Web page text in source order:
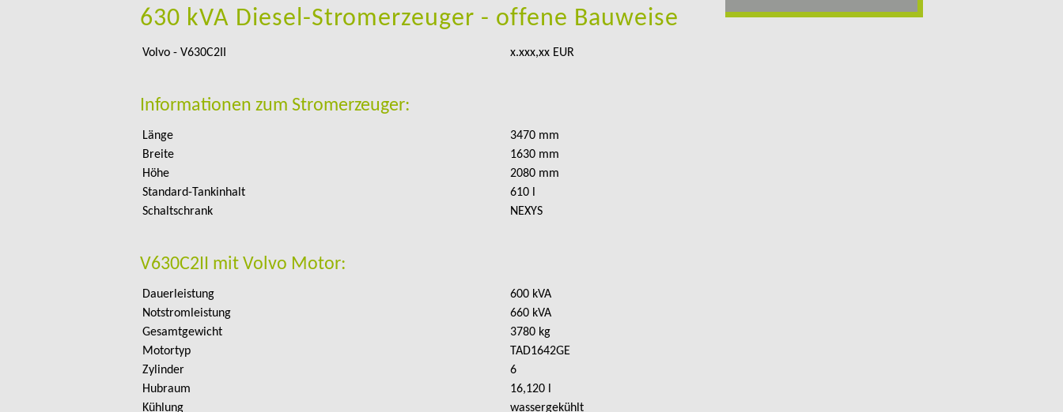
630 kVA Diesel-Stromerzeuger - offene Bauweise
Volvo - V630C2II x.xxx,xx EUR
Informationen zum Stromerzeuger:
Länge
3470 mm
Breite
1630 mm
Höhe
2080 mm
Standard-Tankinhalt
610 l
Schaltschrank
NEXYS
V630C2II mit Volvo Motor:
Dauerleistung
600 kVA
Notstromleistung
660 kVA
Gesamtgewicht
3780 kg
Motortyp
TAD1642GE
Zylinder
6
Hubraum
16,120 l
Kühlung
wassergekühlt